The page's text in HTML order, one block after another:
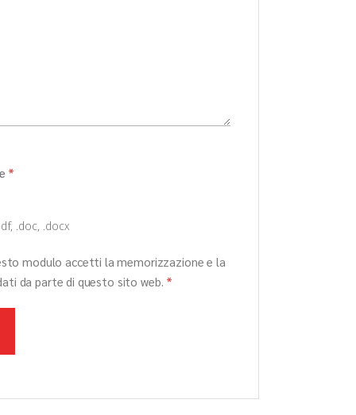
*
.doc, .docx
modulo accetti la memorizzazione e la
da parte di questo sito web. *